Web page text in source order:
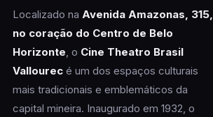
Localizado na Avenida Amazonas, 315,
no coração do Centro de Belo
Horizonte, o Cine Theatro Brasil
Vallourecé um dos espaços culturais
mais tradicionais e emblemáticos da
capital mineira. Inaugurado em 1932, o